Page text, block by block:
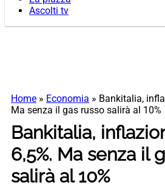
Ascolti tv
Home » Economia » Bankitalia,
Ma senza il gas russo salirà al 10%
Bankitalia,
6,5%. Ma senza il
salirà al 10%